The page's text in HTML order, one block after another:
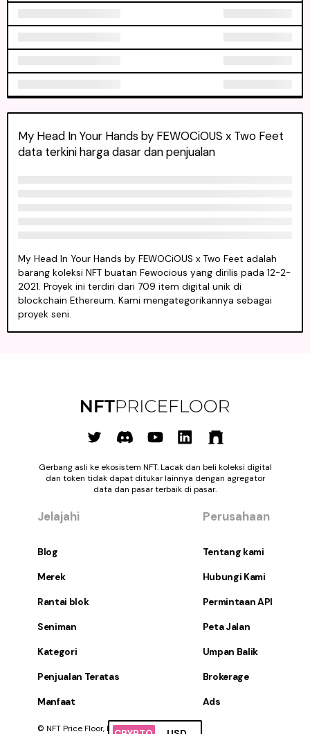
My Head In Your Hands by FEWOCiOUS x Two Feet
data terkini harga dasar dan penjualan
My Head In Your Hands by FEWOCiOUS x Two Feet adalah
barang koleksi NFT buatan Fewocious yang dirilis pada 12-2-
2021. Proyek ini terdiri dari 709 item digital unik di
blockchain Ethereum. Kami mengategorikannya sebagai
proyek seni.
Gerbang asli ke ekosistem NFT. Lacak dan beli koleksi digital
dan token tidak dapat ditukar lainnya dengan agregator
data dan pasar terbaik di pasar.
Jelajahi
Blog
Merek
Rantai blok
Seniman
Kategori
Penjualan Teratas
Manfaat
Perusahaan
Tentang kami
Hubungi Kami
Permintaan API
Peta Jalan
Umpan Balik
Brokerage
Ads
© NFT Price Floor, Inc. Hak Cipta Dilindungi.